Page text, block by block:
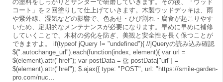
の塗料をしっかりとサンダーで研磨していきます。その後、「ウッド
コート」を２回塗りして仕上げていきます。木製ウッドデッキは、雨
や紫外線、湿気などの影響で、色あせ・ひび割れ・腐食が起こりやす
いため、定期的なメンテナンスが必要になります。早めに早めに補修
していくことで、木材の劣化を防ぎ、美観と安全性を長く保つことが
できますよ。 if(typeof jQuery != "undefined"){ //jQueryの読み込み確認
$(".autochange_url").each(function(index, element){ var url =
$(element).attr("href"); var postData = {}; postData["url"] =
$(element).attr("href"); $.ajax({ type: "POST", url: "https://smile-garden-
pro.com/nuc…